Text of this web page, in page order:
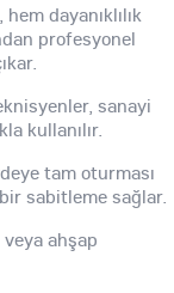
dayanıklılık
profesyonel
sanayi
kullanılır.
tam oturması
sabitleme sağlar.
veya ahşap